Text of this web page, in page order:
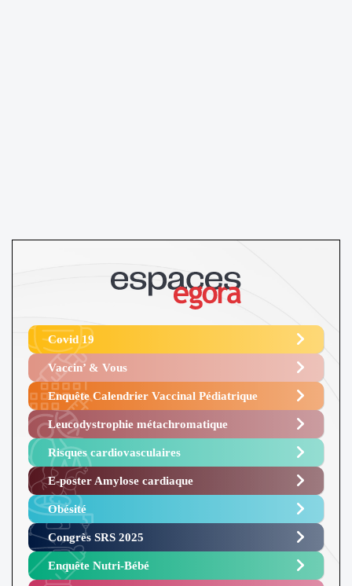
Covid 19
Vaccin’ & Vous
Enquête Calendrier Vaccinal Pédiatrique
Leucodystrophie métachromatique
Risques cardiovasculaires
E-poster Amylose cardiaque ​
Obésité ​
Congrès SRS 2025 ​
Enquête Nutri-Bébé ​